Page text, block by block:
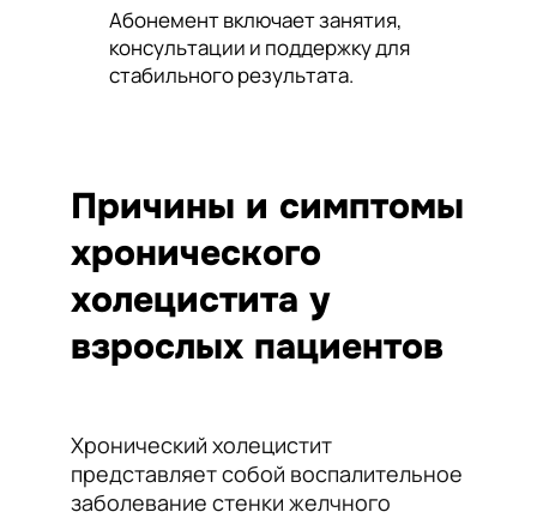
Абонемент включает занятия,
консультации и поддержку для
стабильного результата.
Причины и симптомы
хронического
холецистита у
взрослых пациентов
Хронический холецистит
представляет собой воспалительное
заболевание стенки желчного